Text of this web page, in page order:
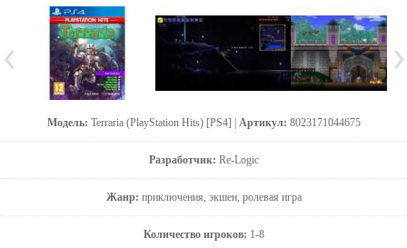
Модель: Terraria (PlayStation Hits) [PS4] | Артикул: 8023171044675
Разработчик: Re-Logic
Жанр: приключения, экшен, ролевая игра
Количество игроков: 1-8